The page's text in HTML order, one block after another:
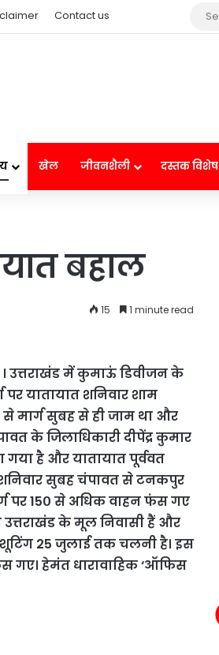
Contact us
खेल जीवनशैली दस्तक विशेष
बहाल
15 1 minute read
उत्तराखंड में कुमाऊं डिवीजन के
यातायात शनिवार शाम
मार्ग सुबह से ही जाम था और
के जिलाधिकारी दीपेंद्र कुमार
है और यातायात पूर्ववत
शनिवार सुबह चंपावत से टनकपुर
पर 15० से अधिक वाहन फंस गए
के मूल निवासी हैं और
25 जुलाई तक चलनी है। इस
हेमंत धारावाहिक ‘ऑफिस